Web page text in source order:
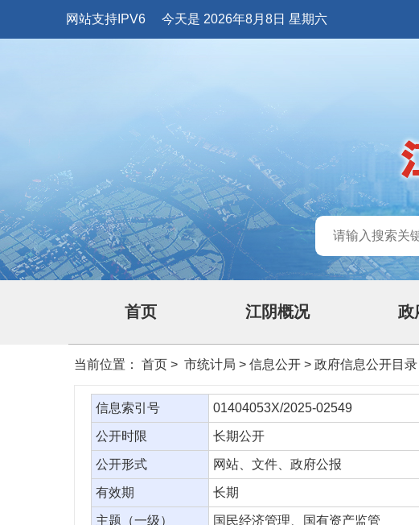
网站支持IPV6 今天是 2026年8月8日 星期六
首页 江阴概况 政
当前位置： 首页 > 市统计局 > 信息公开 > 政府信息公开目
信息索引号 01404053X/2025-02549
公开时限 长期公开
公开形式 网站、文件、政府公报
有效期 长期
主题（一级） 国民经济管理、国有资产监管